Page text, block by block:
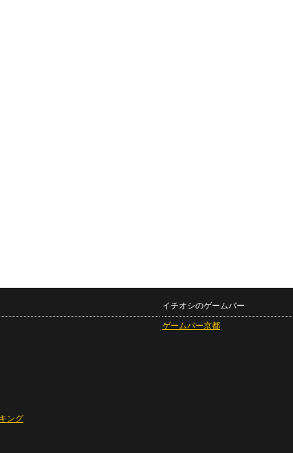
ング
イチオシのゲームバー
ゲームバー京都